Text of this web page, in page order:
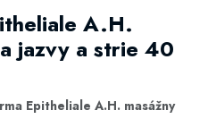
A.H.
jazvy a strie 40
Epitheliale A.H. masážny